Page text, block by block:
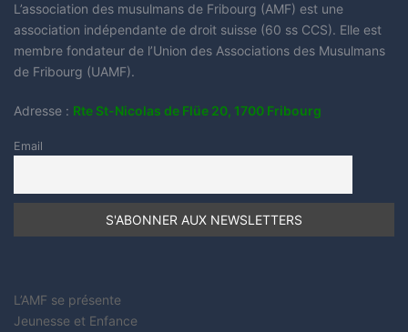
L’association des musulmans de Fribourg (AMF) est une
association indépendante de droit suisse (60 ss CCS). Elle est
membre fondateur de l’Union des Associations des Musulmans
de Fribourg (UAMF).
Adresse : Rte St-Nicolas de Flüe 20, 1700 Fribourg
Email
L’AMF se présente
Jeunesse et Enfance